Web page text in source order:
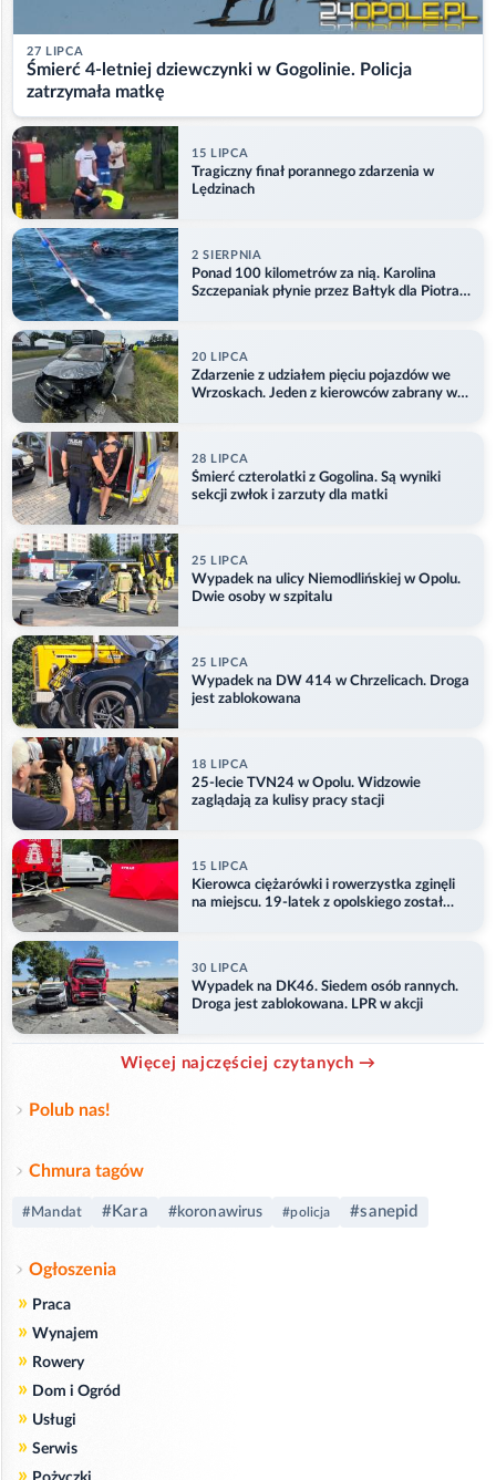
27 LIPCA
Śmierć 4-letniej dziewczynki w Gogolinie. Policja
zatrzymała matkę
15 LIPCA
Tragiczny finał porannego zdarzenia w
Lędzinach
2 SIERPNIA
Ponad 100 kilometrów za nią. Karolina
Szczepaniak płynie przez Bałtyk dla Piotra.
20 LIPCA
Zdarzenie z udziałem pięciu pojazdów we
Wrzoskach. Jeden z kierowców zabrany w
28 LIPCA
Śmierć czterolatki z Gogolina. Są wyniki
sekcji zwłok i zarzuty dla matki
25 LIPCA
Wypadek na ulicy Niemodlińskiej w Opolu.
Dwie osoby w szpitalu
25 LIPCA
Wypadek na DW 414 w Chrzelicach. Droga
jest zablokowana
18 LIPCA
25-lecie TVN24 w Opolu. Widzowie
zaglądają za kulisy pracy stacji
15 LIPCA
Kierowca ciężarówki i rowerzystka zginęli
na miejscu. 19-latek z opolskiego został
30 LIPCA
Wypadek na DK46. Siedem osób rannych.
Droga jest zablokowana. LPR w akcji
Więcej najczęściej czytanych →
Polub nas!
Chmura tagów
#Mandat #Kara #koronawirus #policja #sanepid
Ogłoszenia
» Praca
» Wynajem
» Rowery
» Dom i Ogród
» Usługi
» Serwis